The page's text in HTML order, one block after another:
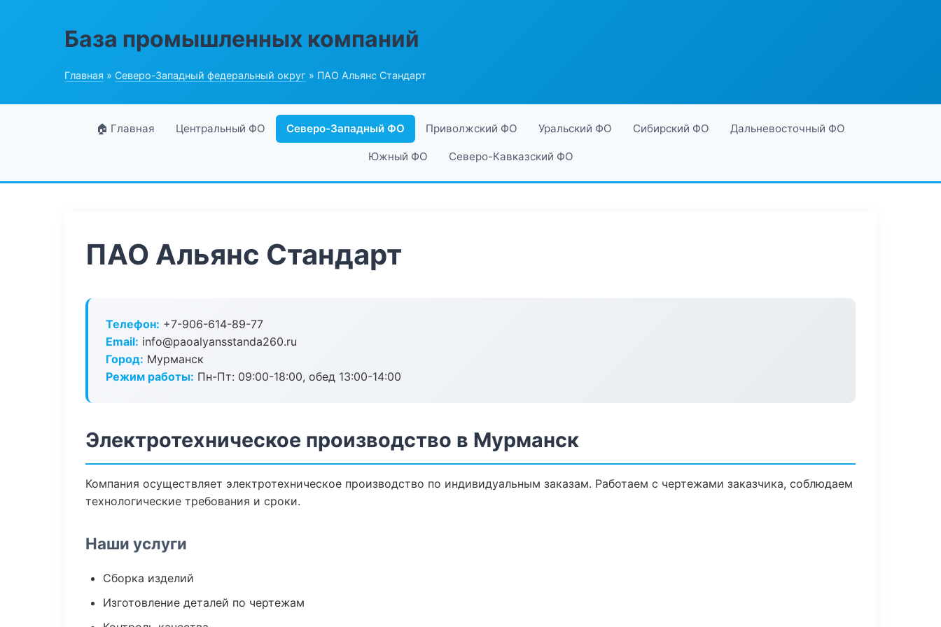
База промышленных компаний
Главная » Северо-Западный федеральный округ » ПАО Альянс Стандарт
🏠 Главная Центральный ФО Северо-Западный ФО Приволжский ФО Уральский ФО Сибирский ФО Дальневосточный ФО
Южный ФО Северо-Кавказский ФО
ПАО Альянс Стандарт
Телефон: +7-906-614-89-77
Email: info@paoalyansstanda260.ru
Город: Мурманск
Режим работы: Пн-Пт: 09:00-18:00, обед 13:00-14:00
Электротехническое производство в Мурманск
Компания осуществляет электротехническое производство по индивидуальным заказам. Работаем с чертежами заказчика, соблюдаем
технологические требования и сроки.
Наши услуги
Сборка изделий
Изготовление деталей по чертежам